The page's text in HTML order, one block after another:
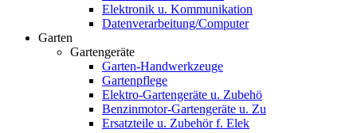
Elektronik u. Kommunikation
Datenverarbeitung/Computer
Garten
Gartengeräte
Garten-Handwerkzeuge
Gartenpflege
Elektro-Gartengeräte u. Zubehö
Benzinmotor-Gartengeräte u. Zu
Ersatzteile u. Zubehör f. Elek